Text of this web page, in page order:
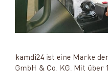
kamdi24 ist eine Marke
GmbH & Co. KG. Mit über